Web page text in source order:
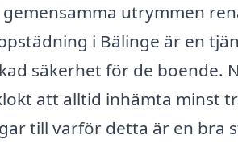
utrymmen
i Bälinge är en
säkerhet för de boende.
att alltid in­hämta minst
till varför detta är en bra